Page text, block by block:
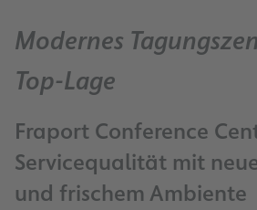
Modernes
Top-Lage
Fraport Conference
Servicequalität mit
und frischem Ambiente